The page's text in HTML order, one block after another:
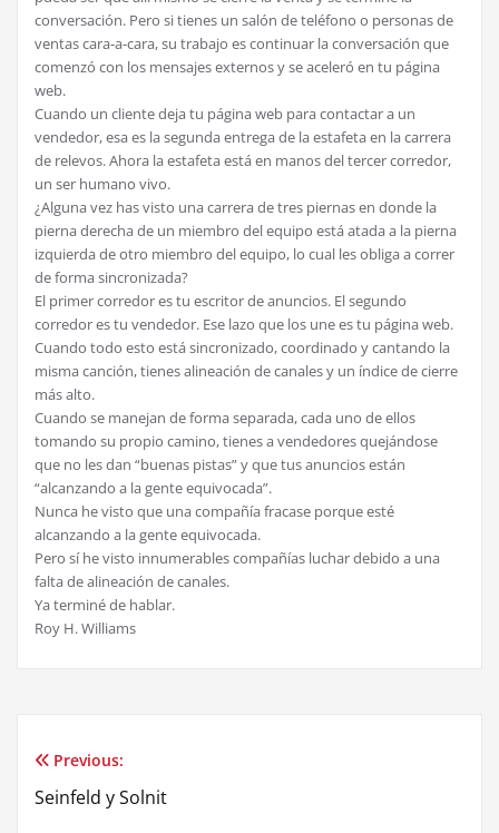
conversación. Pero si tienes un salón de teléfono o personas de
ventas cara-a-cara, su trabajo es continuar la conversación que
comenzó con los mensajes externos y se aceleró en tu página
web.
Cuando un cliente deja tu página web para contactar a un
vendedor, esa es la segunda entrega de la estafeta en la carrera
de relevos. Ahora la estafeta está en manos del tercer corredor,
un ser humano vivo.
¿Alguna vez has visto una carrera de tres piernas en donde la
pierna derecha de un miembro del equipo está atada a la pierna
izquierda de otro miembro del equipo, lo cual les obliga a correr
de forma sincronizada?
El primer corredor es tu escritor de anuncios. El segundo
corredor es tu vendedor. Ese lazo que los une es tu página web.
Cuando todo esto está sincronizado, coordinado y cantando la
misma canción, tienes alineación de canales y un índice de cierre
más alto.
Cuando se manejan de forma separada, cada uno de ellos
tomando su propio camino, tienes a vendedores quejándose
que no les dan “buenas pistas” y que tus anuncios están
“alcanzando a la gente equivocada”.
Nunca he visto que una compañía fracase porque esté
alcanzando a la gente equivocada.
Pero sí he visto innumerables compañías luchar debido a una
falta de alineación de canales.
Ya terminé de hablar.
Roy H. Williams
Post
navigation
Previous:
Seinfeld y Solnit